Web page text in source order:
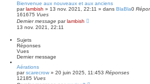
r a
v
n
Bienvenue aux nouveaux et aux anciens
parlambish » 13 nov. 2021, 22:11 » dans BlaBla0
161675 Vues
Dernier message parlambish
13 nov. 2021, 22:11
Sujets
Réponses
Vues
Dernier message
Aérations
parscarecrow » 20 juin 2025, 11:453 Réponses
12185 Vues